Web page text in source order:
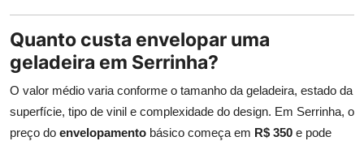
Quanto custa envelopar uma
geladeira em Serrinha?
O valor médio varia conforme o tamanho da geladeira, estado da
superfície, tipo de vinil e complexidade do design. Em Serrinha, o
preço do envelopamento básico começa em R$ 350 e pode